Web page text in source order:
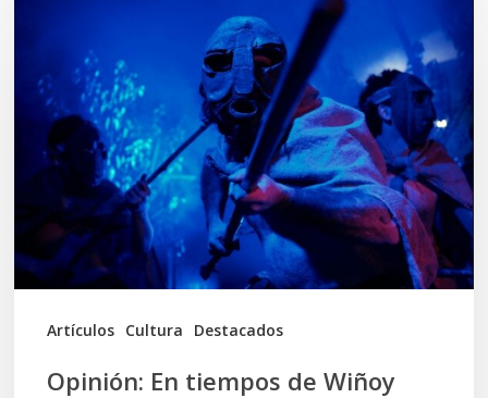
Artículos Cultura Destacados
tiempos
Wiñoy
Tripantü,
KOLLONG
impacta
la
cultura
Opinión: En tiempos de Wiñoy